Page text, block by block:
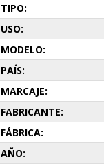
TIPO:
USO:
MODELO:
PAÍS:
MARCAJE:
FABRICANTE:
FÁBRICA:
AÑO: